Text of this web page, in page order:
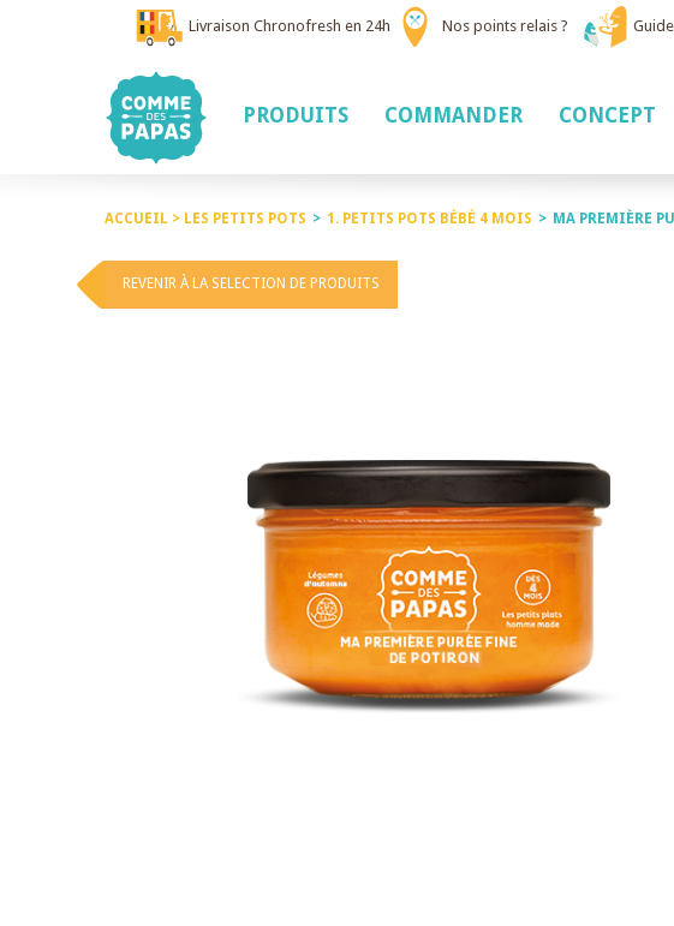
Livraison Chronofresh en 24h Nos points relais ?
PRODUITS COMMANDER CONCEPT
ACCUEIL > LES PETITS POTS > 1. PETITS POTS BÉBÉ 4 MOIS > MA PREMIÈRE
REVENIR À LA SELECTION DE PRODUITS